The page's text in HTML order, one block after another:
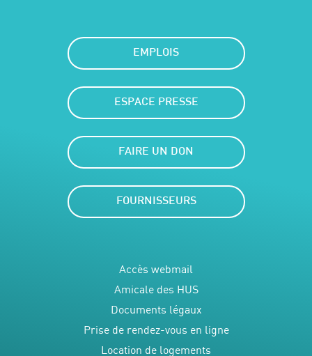
EMPLOIS
ESPACE PRESSE
FAIRE UN DON
FOURNISSEURS
Accès webmail
Amicale des HUS
Documents légaux
Prise de rendez-vous en ligne
Location de logements